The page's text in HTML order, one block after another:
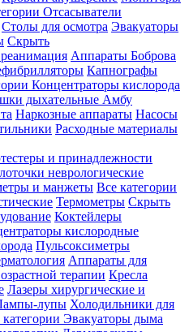
Отсасыватели
Столы для осмотра Эвакуаторы
Скрыть
Аппараты Боброва
Капнографы
Концентраторы кислорода
дыхательные Амбу
Наркозные аппараты Насосы
Расходные материалы
и принадлежности
неврологические
и манжеты Все категории
Термометры Скрыть
Коктейлеры
кислородные
Пульсоксиметры
Аппараты для
терапии Кресла
Лазеры хирургические и
лупы Холодильники для
Эвакуаторы дыма